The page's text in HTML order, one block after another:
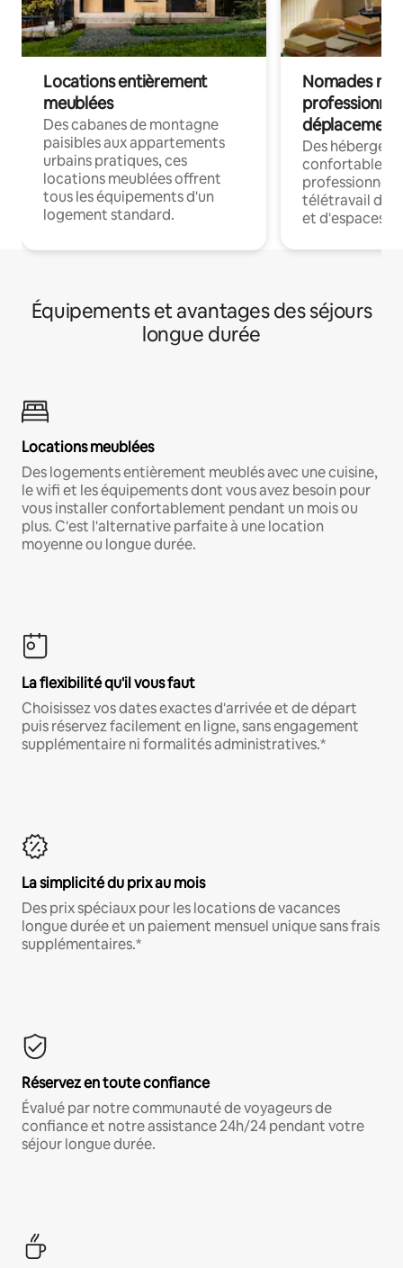
Locations entièrement
meublées
Des cabanes de montagne
paisibles aux appartements
urbains pratiques, ces
locations meublées offrent
tous les équipements d'un
logement standard.
Nomades
déplacement
Des
confortables
professionnels
télétravail
et d'espaces
Équipements et avantages des séjours
longue durée
Locations meublées
Des logements entièrement meublés avec une cuisine,
le wifi et les équipements dont vous avez besoin pour
vous installer confortablement pendant un mois ou
plus. C'est l'alternative parfaite à une location
moyenne ou longue durée.
La flexibilité qu'il vous faut
Choisissez vos dates exactes d'arrivée et de départ
puis réservez facilement en ligne, sans engagement
supplémentaire ni formalités administratives.*
La simplicité du prix au mois
Des prix spéciaux pour les locations de vacances
longue durée et un paiement mensuel unique sans frais
supplémentaires.*
Réservez en toute confiance
Évalué par notre communauté de voyageurs de
confiance et notre assistance 24h/24 pendant votre
séjour longue durée.